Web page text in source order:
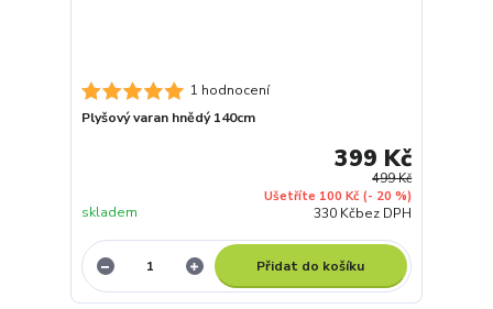
1 hodnocení
Plyšový varan hnědý 140cm
499 Kč
Ušetříte 100 Kč (- 20 %)
399 Kč
330 Kčbez DPH
skladem
Přidat do košíku